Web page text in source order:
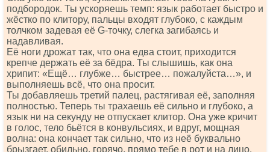
подбородок. Ты ускоряешь темп: язык работает быстро и
жёстко по клитору, пальцы входят глубоко, с каждым
толчком задевая её G-точку, слегка загибаясь и
надавливая.
Её ноги дрожат так, что она едва стоит, приходится
крепче держать её за бёдра. Ты слышишь, как она
хрипит: «Ещё… глубже… быстрее… пожалуйста…», и
выполняешь всё, что она просит.
Ты добавляешь третий палец, растягивая её, заполняя
полностью. Теперь ты трахаешь её сильно и глубоко, а
язык ни на секунду не отпускает клитор. Она уже кричит
в голос, тело бьётся в конвульсиях, и вдруг, мощная
волна: она кончает так сильно, что из неё буквально
брызгает, обильно, горячо, прямо тебе в рот и на лицо.